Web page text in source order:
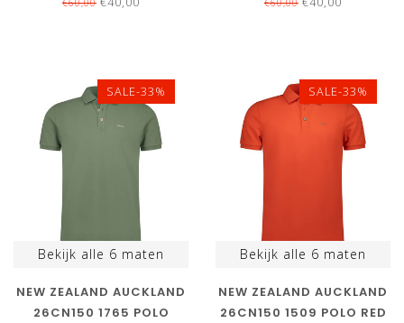
€60,00 €60,00
SALE-33%
Bekijk alle 6 maten
NEW ZEALAND AUCKLAND
26CN150 1765 POLO
SALE-33%
Bekijk alle 6 maten
NEW ZEALAND AUCKLAND
26CN150 1509 POLO RED